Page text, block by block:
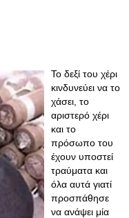
Το δεξί του χέρι
κινδυνεύει να το
χάσει, το
αριστερό χέρι
και το
πρόσωπο του
έχουν υποστεί
τραύματα και
όλα αυτά γιατί
προσπάθησε
να ανάψει μία